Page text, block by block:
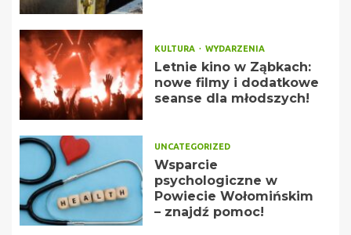
KULTURA WYDARZENIA
Letnie kino w Ząbkach:
nowe filmy i dodatkowe
seanse dla młodszych!
UNCATEGORIZED
Wsparcie
psychologiczne w
Powiecie Wołomińskim
– znajdź pomoc!